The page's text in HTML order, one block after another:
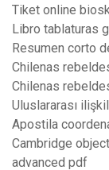
Tiket online
Libro tablaturas
Resumen corto
Chilenas
Chilenas
Uluslararası
Apostila
Cambridge
advanced pdf